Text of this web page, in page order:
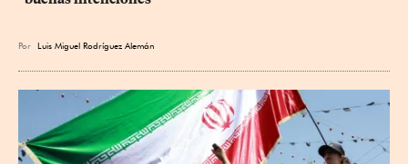
Por Luis Miguel Rodríguez Alemán